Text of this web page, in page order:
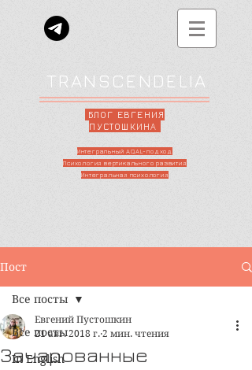
TRANSCENDELIA
БЛОГ ЕВГЕНИЯ
ПУСТОШКИНА
Интегральный AQAL-подход
Психология вертикального развития
Интегральная психология
Пост
Все посты
In English
Все посты
Зачарованные
Евгений Пустошкин
21 авг. 2018 г. 2 мин. чтения